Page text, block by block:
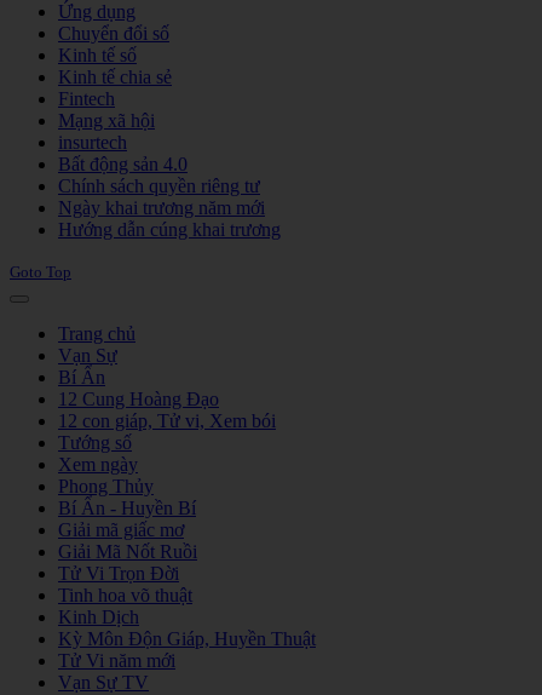
Ứng dụng
Chuyển đổi số
Kinh tế số
Kinh tế chia sẻ
Fintech
Mạng xã hội
insurtech
Bất động sản 4.0
Chính sách quyền riêng tư
Ngày khai trương năm mới
Hướng dẫn cúng khai trương
Goto Top
Trang chủ
Vạn Sự
Bí Ẩn
12 Cung Hoàng Đạo
12 con giáp, Tử vi, Xem bói
Tướng số
Xem ngày
Phong Thủy
Bí Ẩn - Huyền Bí
Giải mã giấc mơ
Giải Mã Nốt Ruồi
Tử Vi Trọn Đời
Tinh hoa võ thuật
Kinh Dịch
Kỳ Môn Độn Giáp, Huyền Thuật
Tử Vi năm mới
Vạn Sự TV